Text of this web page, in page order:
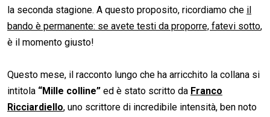
la seconda stagione. A questo proposito, ricordiamo che il
bando è permanente: se avete testi da proporre, fatevi sotto,
è il momento giusto!
Questo mese, il racconto lungo che ha arricchito la collana si
intitola “Mille colline” ed è stato scritto da Franco
Ricciardiello, uno scrittore di incredibile intensità, ben noto